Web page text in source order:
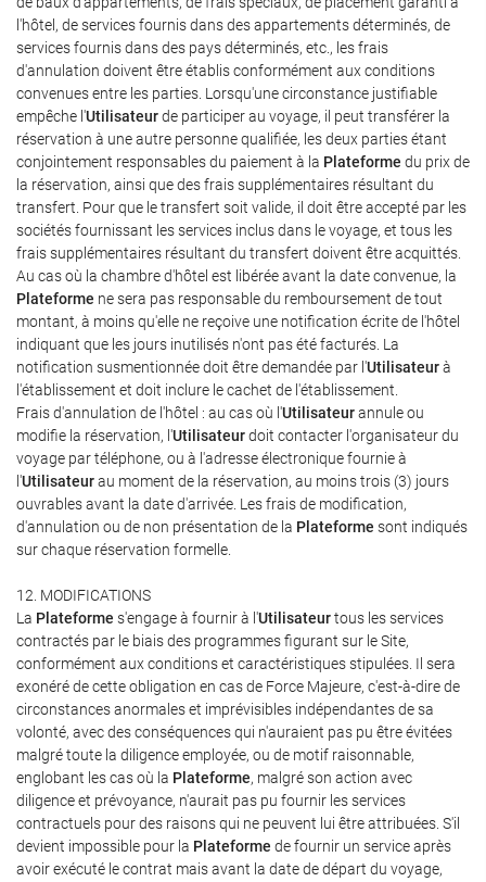
l'hôtel, de services fournis dans des appartements déterminés, de
services fournis dans des pays déterminés, etc., les frais
d'annulation doivent être établis conformément aux conditions
convenues entre les parties. Lorsqu'une circonstance justifiable
empêche l'Utilisateurde participer au voyage, il peut transférer la
réservation à une autre personne qualifiée, les deux parties étant
conjointement responsables du paiement à la Plateforme du prix de
la réservation, ainsi que des frais supplémentaires résultant du
transfert. Pour que le transfert soit valide, il doit être accepté par les
sociétés fournissant les services inclus dans le voyage, et tous les
frais supplémentaires résultant du transfert doivent être acquittés.
Au cas où la chambre d'hôtel est libérée avant la date convenue, la
Plateforme ne sera pas responsable du remboursement de tout
montant, à moins qu'elle ne reçoive une notification écrite de l'hôtel
indiquant que les jours inutilisés n'ont pas été facturés. La
notification susmentionnée doit être demandée par l'Utilisateurà
l'établissement et doit inclure le cachet de l'établissement.
Frais d'annulation de l'hôtel : au cas où l'Utilisateurannule ou
modifie la réservation, l'Utilisateurdoit contacter l'organisateur du
voyage par téléphone, ou à l'adresse électronique fournie à
l'Utilisateurau moment de la réservation, au moins trois (3) jours
ouvrables avant la date d'arrivée. Les frais de modification,
d'annulation ou de non présentation de la Plateforme sont indiqués
sur chaque réservation formelle.
12. MODIFICATIONS
La Plateforme s'engage à fournir à l'Utilisateurtous les services
contractés par le biais des programmes figurant sur le Site,
conformément aux conditions et caractéristiques stipulées. Il sera
exonéré de cette obligation en cas de Force Majeure, c'est-à-dire de
circonstances anormales et imprévisibles indépendantes de sa
volonté, avec des conséquences qui n'auraient pas pu être évitées
malgré toute la diligence employée, ou de motif raisonnable,
englobant les cas où la Plateforme, malgré son action avec
diligence et prévoyance, n'aurait pas pu fournir les services
contractuels pour des raisons qui ne peuvent lui être attribuées. S'il
devient impossible pour la Plateforme de fournir un service après
avoir exécuté le contrat mais avant la date de départ du voyage,